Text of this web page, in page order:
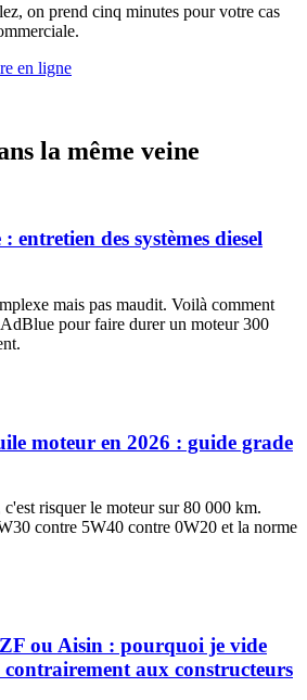
on prend cinq minutes pour votre cas
en ligne
la même veine
entretien des systèmes diesel
mais pas maudit. Voilà comment
pour faire durer un moteur 300
moteur en 2026 : guide grade
risquer le moteur sur 80 000 km.
contre 5W40 contre 0W20 et la norme
ou Aisin : pourquoi je vide
aux constructeurs